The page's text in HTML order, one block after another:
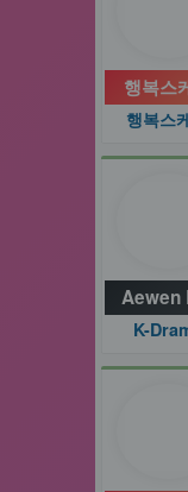
행복스
행복스
Aewen
K-